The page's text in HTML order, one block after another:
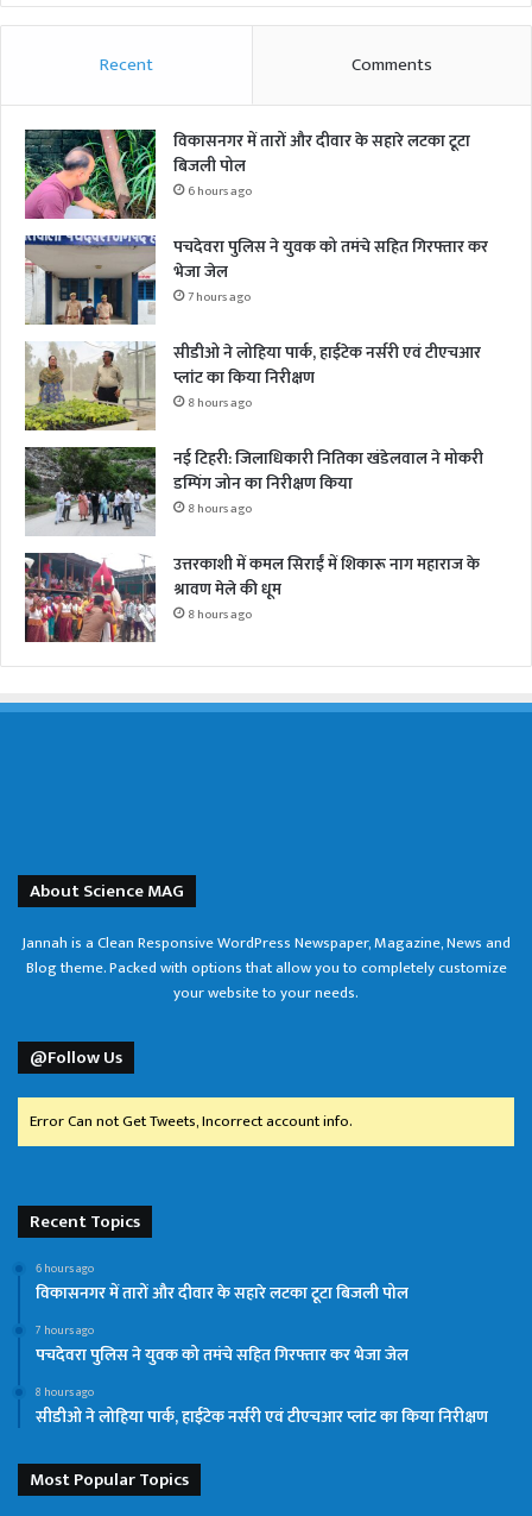
Recent Comments
विकासनगर में तारों और दीवार के सहारे लटका टूटा
बिजली पोल
6 hours ago
पचदेवरा पुलिस ने युवक को तमंचे सहित गिरफ्तार कर
भेजा जेल
7 hours ago
सीडीओ ने लोहिया पार्क, हाईटेक नर्सरी एवं टीएचआर
प्लांट का किया निरीक्षण
8 hours ago
नई टिहरी: जिलाधिकारी नितिका खंडेलवाल ने मोकरी
डम्पिंग जोन का निरीक्षण किया
8 hours ago
उत्तरकाशी में कमल सिराईं में शिकारू नाग महाराज के
श्रावण मेले की धूम
8 hours ago
About Science MAG
Jannah is a Clean Responsive WordPress Newspaper, Magazine, News and
Blog theme. Packed with options that allow you to completely customize
your website to your needs.
@Follow Us
Error Can not Get Tweets, Incorrect account info.
Recent Topics
6 hours ago
विकासनगर में तारों और दीवार के सहारे लटका टूटा बिजली पोल
7 hours ago
पचदेवरा पुलिस ने युवक को तमंचे सहित गिरफ्तार कर भेजा जेल
8 hours ago
सीडीओ ने लोहिया पार्क, हाईटेक नर्सरी एवं टीएचआर प्लांट का किया निरीक्षण
Most Popular Topics